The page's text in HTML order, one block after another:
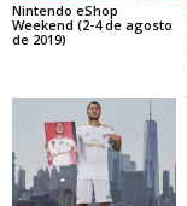
Nintendo eShop
Weekend (2-4 de agosto
de 2019)